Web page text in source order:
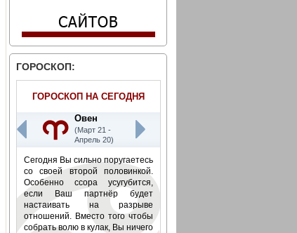
ГОРОСКОП:
ГОРОСКОП НА СЕГОДНЯ
Овен
(Март 21 -
Апрель 20)
Сегодня Вы сильно поругаетесь
со своей второй половинкой.
Особенно ссора усугубится,
если Ваш партнёр будет
настаивать на разрыве
отношений. Вместо того чтобы
собрать волю в кулак, Вы ничего